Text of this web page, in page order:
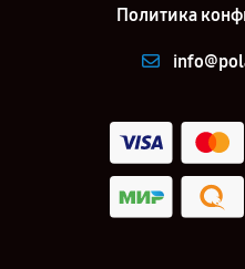
Политика